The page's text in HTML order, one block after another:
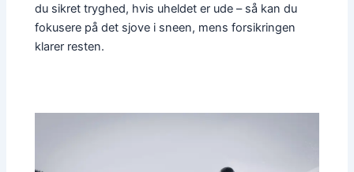
du sikret tryghed, hvis uheldet er ude – så kan du
fokusere på det sjove i sneen, mens forsikringen
klarer resten.